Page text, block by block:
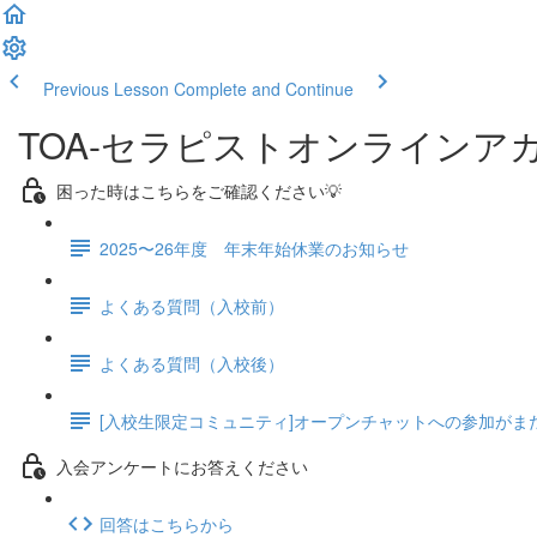
Previous Lesson Complete and Continue
TOA-セラピストオンラインア
困った時はこちらをご確認ください💡
2025〜26年度 年末年始休業のお知らせ
よくある質問（入校前）
よくある質問（入校後）
[入校生限定コミュニティ]オープンチャットへの参加がま
入会アンケートにお答えください
回答はこちらから